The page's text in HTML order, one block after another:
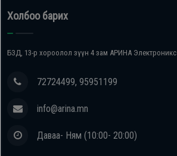
Холбоо барих
БЗД, 13-р хороолол зүүн 4 зам АРИНА Электроникс
72724499, 95951199
info@arina.mn
Даваа- Ням (10:00- 20:00)